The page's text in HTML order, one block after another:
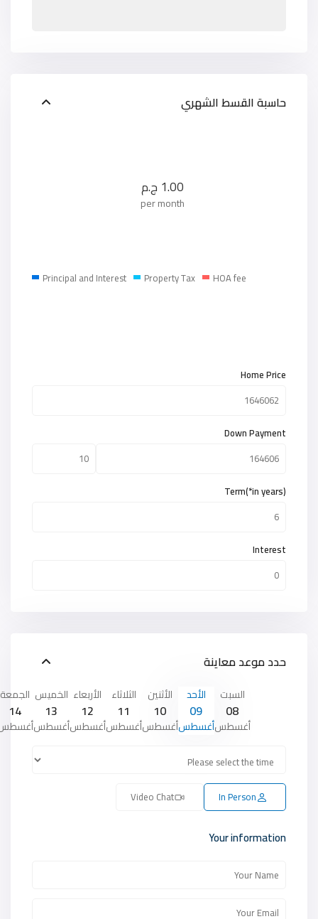
حاسبة القسط الشهري
1.00 ج.م
per month
Principal and Interest Property Tax HOA fee
Home Price
Down Payment
Term(*in years)
Interest
حدد موعد معاينة
السبت
08
أغسطس
الأحد
09
أغسطس
الأثنين
10
أغسطس
الثلاثاء
11
أغسطس
الأربعاء
12
أغسطس
الخميس
13
أغسطس
الجمعة
14
In Person
Video Chat
Your information